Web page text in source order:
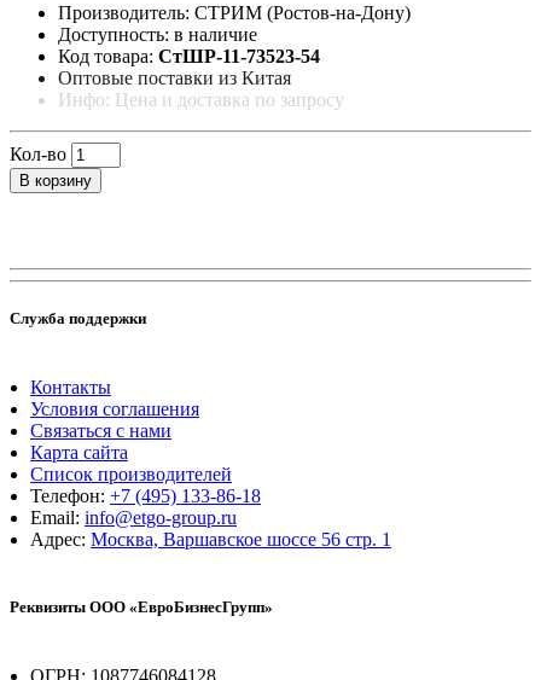
Производитель: СТРИМ (Ростов-на-Дону)
Доступность: в наличие
Код товара: СтШР-11-73523-54
Оптовые поставки из Китая
Инфо: Цена и доставка по запросу
Кол-во
В корзину
Служба поддержки
Контакты
Условия соглашения
Связаться с нами
Карта сайта
Список производителей
Телефон: +7 (495) 133-86-18
Email: info@etgo-group.ru
Адрес: Москва, Варшавское шоссе 56 стр. 1
Реквизиты ООО «ЕвроБизнесГрупп»